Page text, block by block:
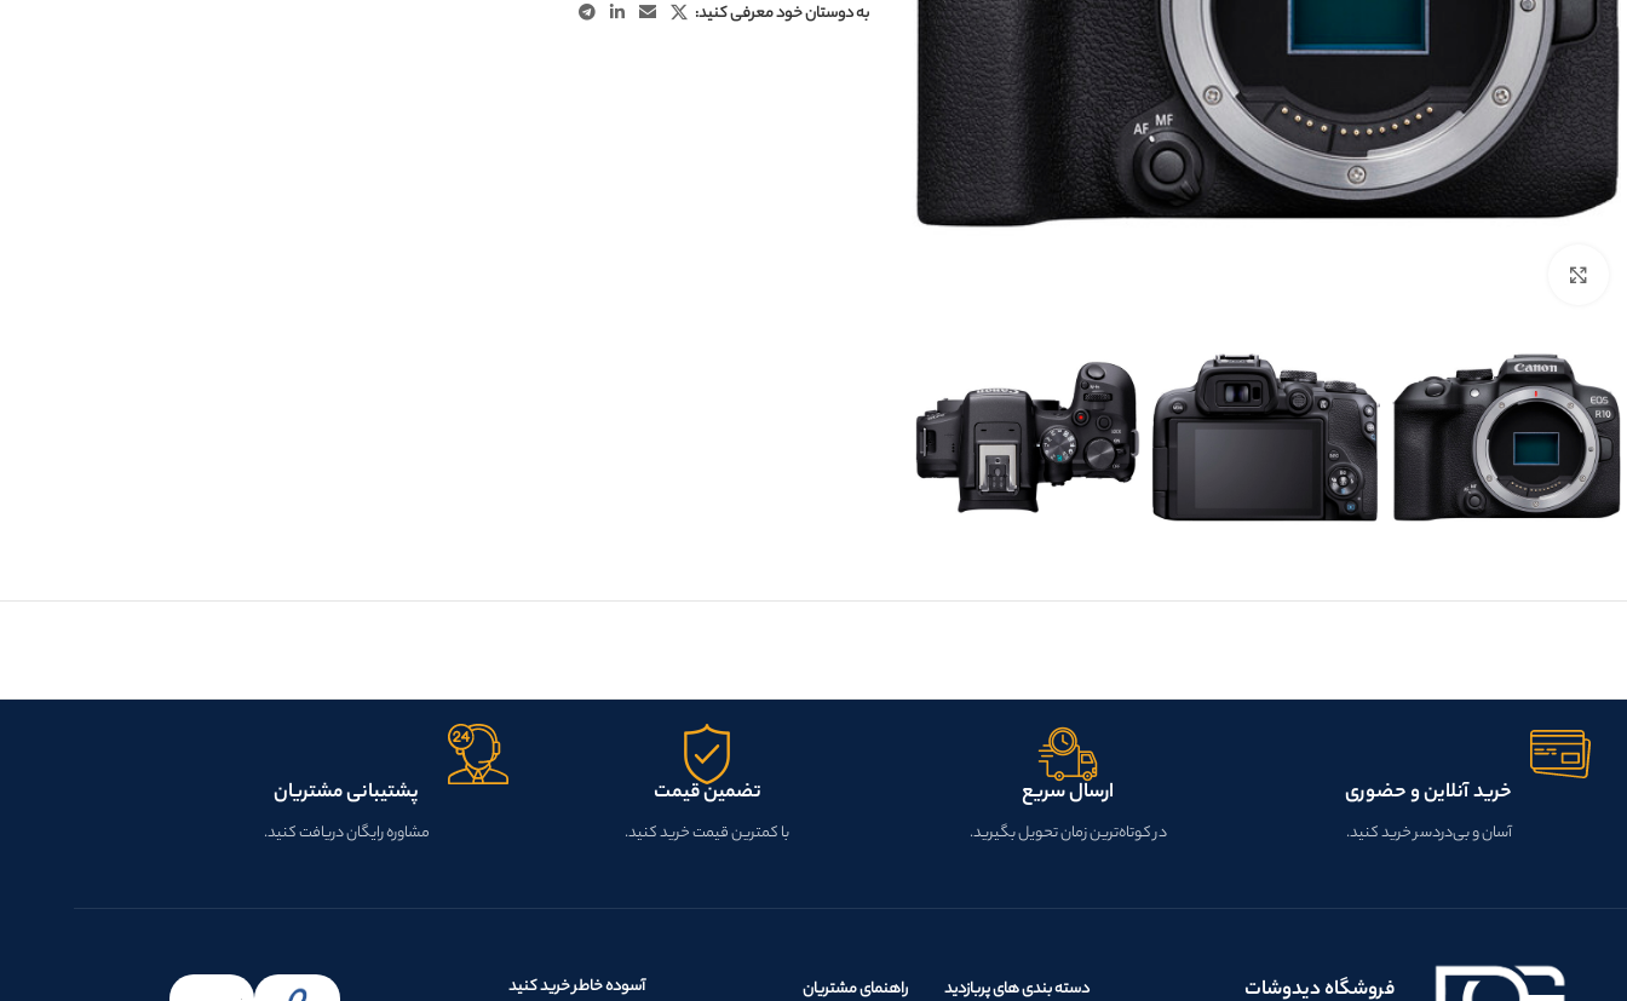
به دوستان خود معرفی کنید:
خرید آنلاین و حضوری
آسان و بی‌دردسر خرید کنید.
ارسال سریع
در کوتاه‌ترین زمان تحویل بگیرید.
تضمین قیمت
با کمترین قیمت خرید کنید.
پشتیبانی مشتریان
مشاوره رایگان دریافت کنید.
فروشگاه دیدوشات دسته بندی های پربازدید راهنمای مشتریان آسوده خاطر خرید کنید